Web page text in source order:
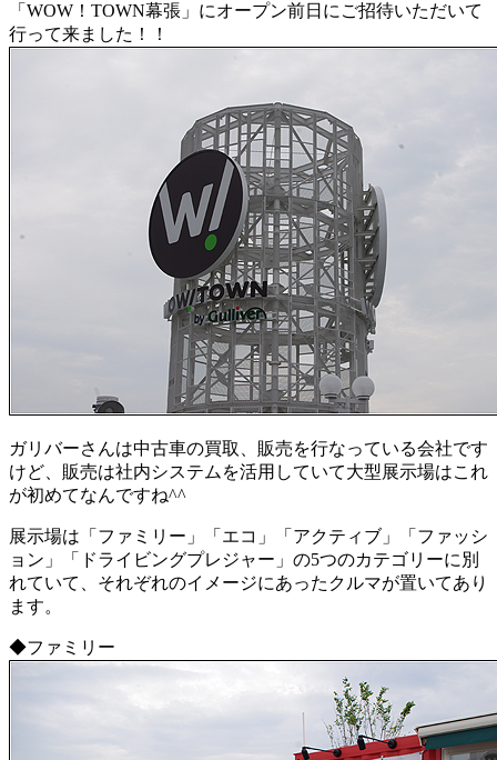
「WOW！TOWN幕張」にオープン前日にご招待いただいて
行って来ました！！
ガリバーさんは中古車の買取、販売を行なっている会社です
けど、販売は社内システムを活用していて大型展示場はこれ
が初めてなんですね^^
展示場は「ファミリー」「エコ」「アクティブ」「ファッシ
ョン」「ドライビングプレジャー」の5つのカテゴリーに別
れていて、それぞれのイメージにあったクルマが置いてあり
ます。
◆ファミリー